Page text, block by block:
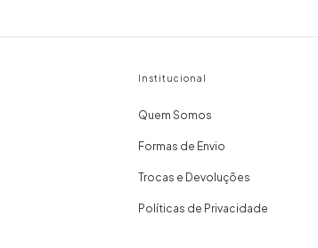
Institucional
Quem Somos
Formas de Envio
Trocas e Devoluções
Políticas de Privacidade